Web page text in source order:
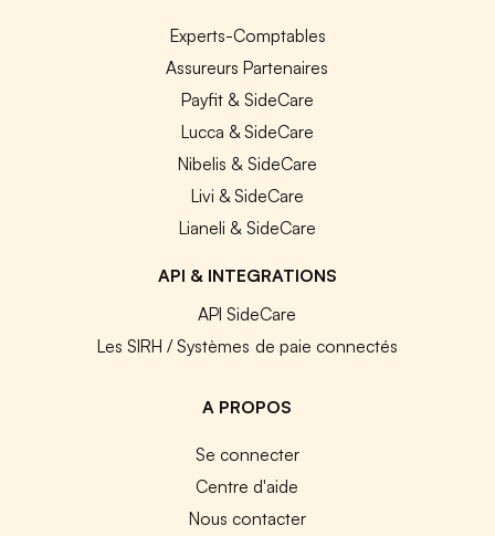
Experts-Comptables
Assureurs Partenaires
Payfit & SideCare
Lucca & SideCare
Nibelis & SideCare
Livi & SideCare
Lianeli & SideCare
API & INTEGRATIONS
API SideCare
Les SIRH / Systèmes de paie connectés
A PROPOS
Se connecter
Centre d'aide
Nous contacter